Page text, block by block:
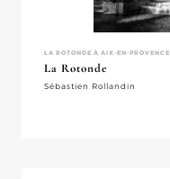
LA ROTONDE À AIX-EN-PROVENCE
La Rotonde
Sébastien Rollandin